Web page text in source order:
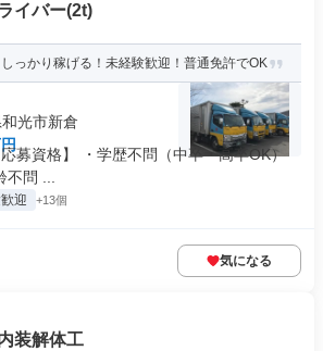
イバー(2t)
しっかり稼げる！未経験歓迎！普通免許でOK
光市新倉
募資格】 ・学歴不問（中卒・高卒OK）
問 ...
迎 +13個
気になる
装解体工